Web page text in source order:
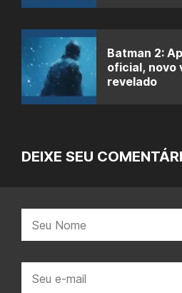
Batman 2:
oficial, novo
revelado
DEIXE SEU
mail: